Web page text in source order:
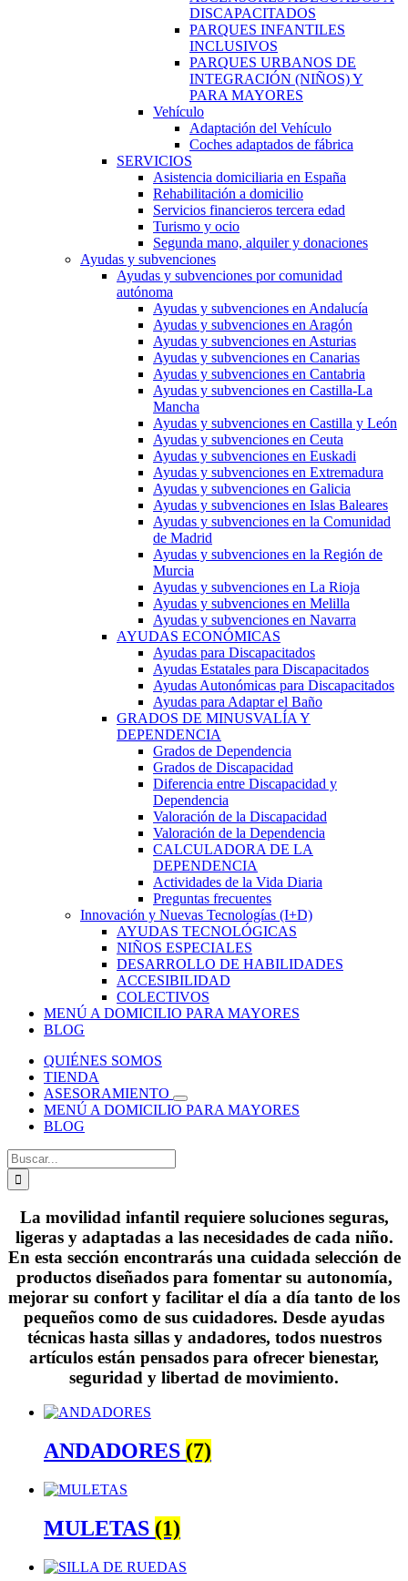
DISCAPACITADOS
PARQUES INFANTILES
INCLUSIVOS
PARQUES URBANOS DE
INTEGRACIÓN (NIÑOS) Y
PARA MAYORES
Vehículo
Adaptación del Vehículo
Coches adaptados de fábrica
SERVICIOS
Asistencia domiciliaria en España
Rehabilitación a domicilio
Servicios financieros tercera edad
Turismo y ocio
Segunda mano, alquiler y donaciones
Ayudas y subvenciones
Ayudas y subvenciones por comunidad
autónoma
Ayudas y subvenciones en Andalucía
Ayudas y subvenciones en Aragón
Ayudas y subvenciones en Asturias
Ayudas y subvenciones en Canarias
Ayudas y subvenciones en Cantabria
Ayudas y subvenciones en Castilla-La
Mancha
Ayudas y subvenciones en Castilla y León
Ayudas y subvenciones en Ceuta
Ayudas y subvenciones en Euskadi
Ayudas y subvenciones en Extremadura
Ayudas y subvenciones en Galicia
Ayudas y subvenciones en Islas Baleares
Ayudas y subvenciones en la Comunidad
de Madrid
Ayudas y subvenciones en la Región de
Murcia
Ayudas y subvenciones en La Rioja
Ayudas y subvenciones en Melilla
Ayudas y subvenciones en Navarra
AYUDAS ECONÓMICAS
Ayudas para Discapacitados
Ayudas Estatales para Discapacitados
Ayudas Autonómicas para Discapacitados
Ayudas para Adaptar el Baño
GRADOS DE MINUSVALÍA Y
DEPENDENCIA
Grados de Dependencia
Grados de Discapacidad
Diferencia entre Discapacidad y
Dependencia
Valoración de la Discapacidad
Valoración de la Dependencia
CALCULADORA DE LA
DEPENDENCIA
Actividades de la Vida Diaria
Preguntas frecuentes
Innovación y Nuevas Tecnologías (I+D)
AYUDAS TECNOLÓGICAS
NIÑOS ESPECIALES
DESARROLLO DE HABILIDADES
ACCESIBILIDAD
COLECTIVOS
MENÚ A DOMICILIO PARA MAYORES
BLOG
QUIÉNES SOMOS
TIENDA
ASESORAMIENTO
MENÚ A DOMICILIO PARA MAYORES
BLOG
Buscar:
La movilidad infantil requiere soluciones seguras,
ligeras y adaptadas a las necesidades de cada niño.
En esta sección encontrarás una cuidada selección de
productos diseñados para fomentar su autonomía,
mejorar su confort y facilitar el día a día tanto de los
pequeños como de sus cuidadores. Desde ayudas
técnicas hasta sillas y andadores, todos nuestros
artículos están pensados para ofrecer bienestar,
seguridad y libertad de movimiento.
ANDADORES (7)
MULETAS (1)